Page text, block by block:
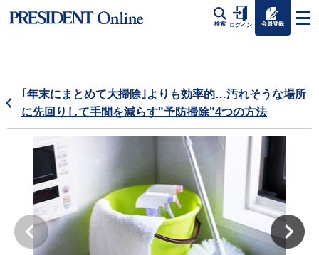
検索 ログイン 会員登録
｢年末にまとめて大掃除｣よりも効率的…汚れそうな場所
に先回りして手間を減らす"予防掃除"4つの方法